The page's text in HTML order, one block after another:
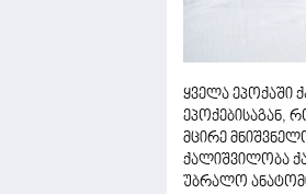
ყველა ეპოქაში
ეპოქებისაგან,
მცირე
ქალიშვილობა
უბრალო